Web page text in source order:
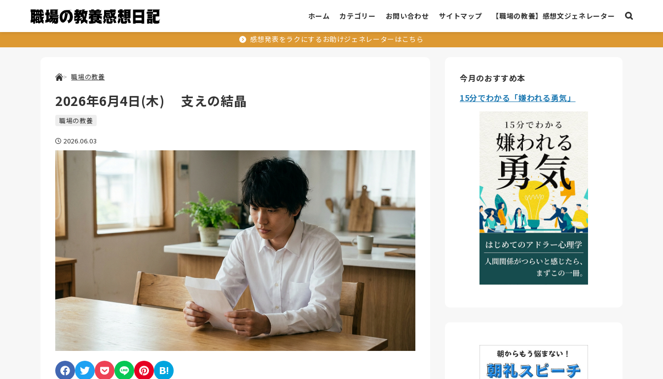
ホーム カテゴリー お問い合わせ サイトマップ 【職場の教養】感想文ジェネレーター
感想発表をラクにするお助けジェネレーターはこちら
職場の教養
2026年6月4日(木) 支えの結晶
職場の教養
2026.06.03
今月のおすすめ本
15分でわかる「嫌われる勇気」